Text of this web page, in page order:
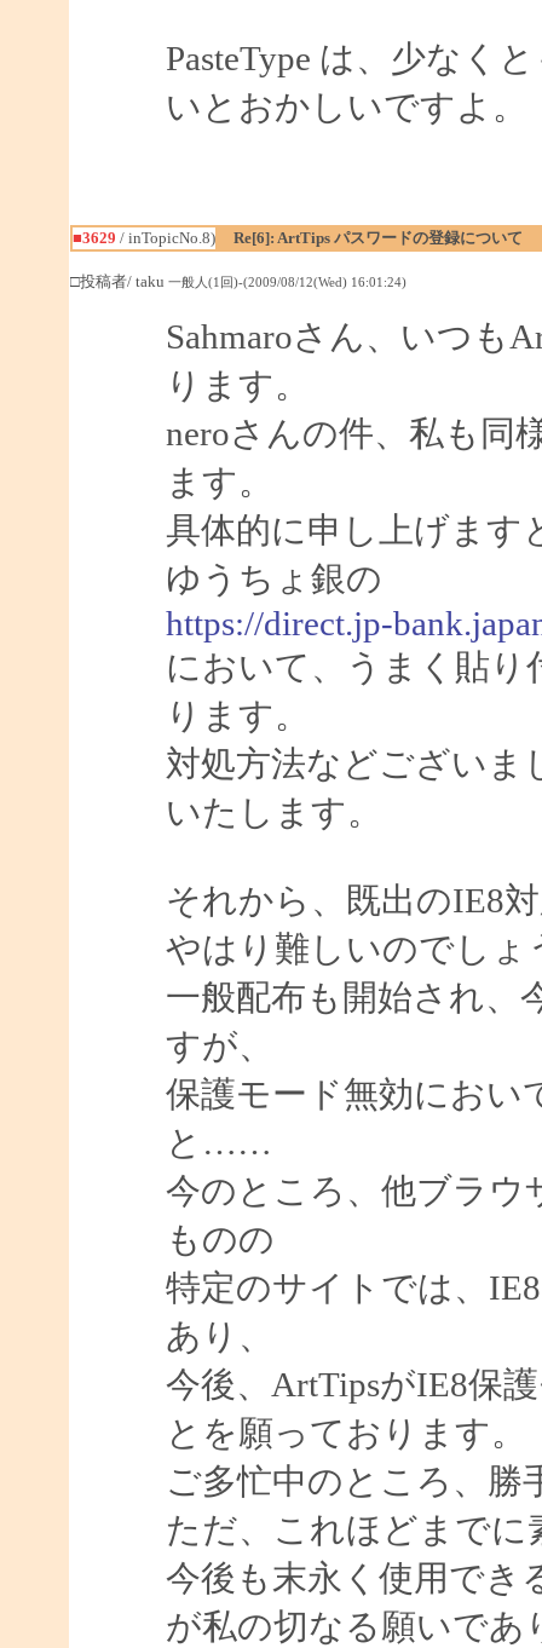
PasteType は、少なく
いとおかしいですよ。
■3629 / inTopicNo.8) Re[6]: ArtTips パスワードの登録について
□投稿者/ taku 一般人(1回)-(2009/08/12(Wed) 16:01:24)
Sahmaroさん、いつも
ります。
neroさんの件、私も同
ます。
具体的に申し上げます
ゆうちょ銀の
https://direct.jp-
において、うまく貼
ります。
対処方法などございま
いたします。
それから、既出のIE8
やはり難しいのでしょ
一般配布も開始され、
すが、
保護モード無効におい
と……
今のところ、他ブラウ
ものの
特定のサイトでは、
あり、
今後、ArtTipsがIE8保
とを願っております。
ご多忙中のところ、勝
ただ、これほどまで
今後も末永く使用でき
が私の切なる願いであ